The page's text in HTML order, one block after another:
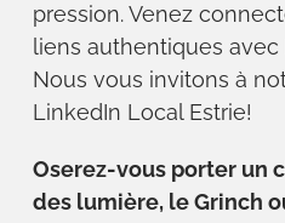
pression. Venez
liens authentiques
Nous vous invitons à
LinkedIn Local Estrie!
Oserez-vous porter un
des lumière, le Grinch